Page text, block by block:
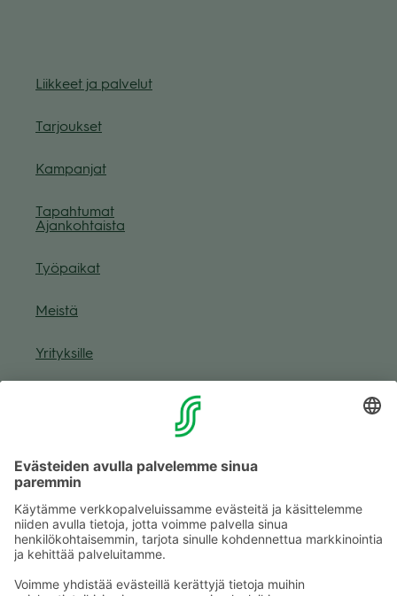
Liik­keet ja pal­ve­lut
Tar­jouk­set
Kam­pan­jat
Tapah­tu­mat
Ajan­koh­taista
Työ­pai­kat
Meistä
Yri­tyk­sille
Muuta eväs­tea­se­tuk­sia & eväs­tein­for­maa­tio
Tie­to­suo­ja­se­loste (Arina)
Kaup­pa­kes­kus